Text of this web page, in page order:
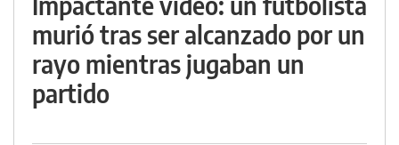
murió tras ser alcanzado por un
rayo mientras jugaban un
partido